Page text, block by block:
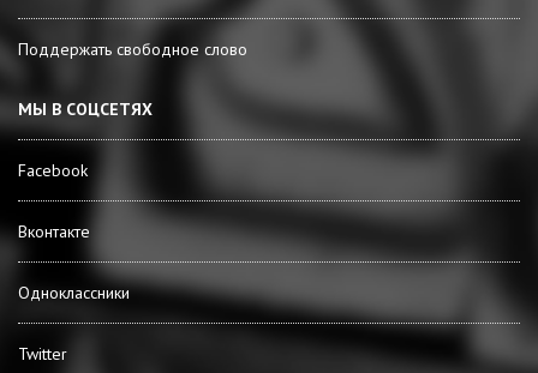
Поддержать свободное слово
МЫ В СОЦСЕТЯХ
Facebook
Вконтакте
Одноклассники
Twitter